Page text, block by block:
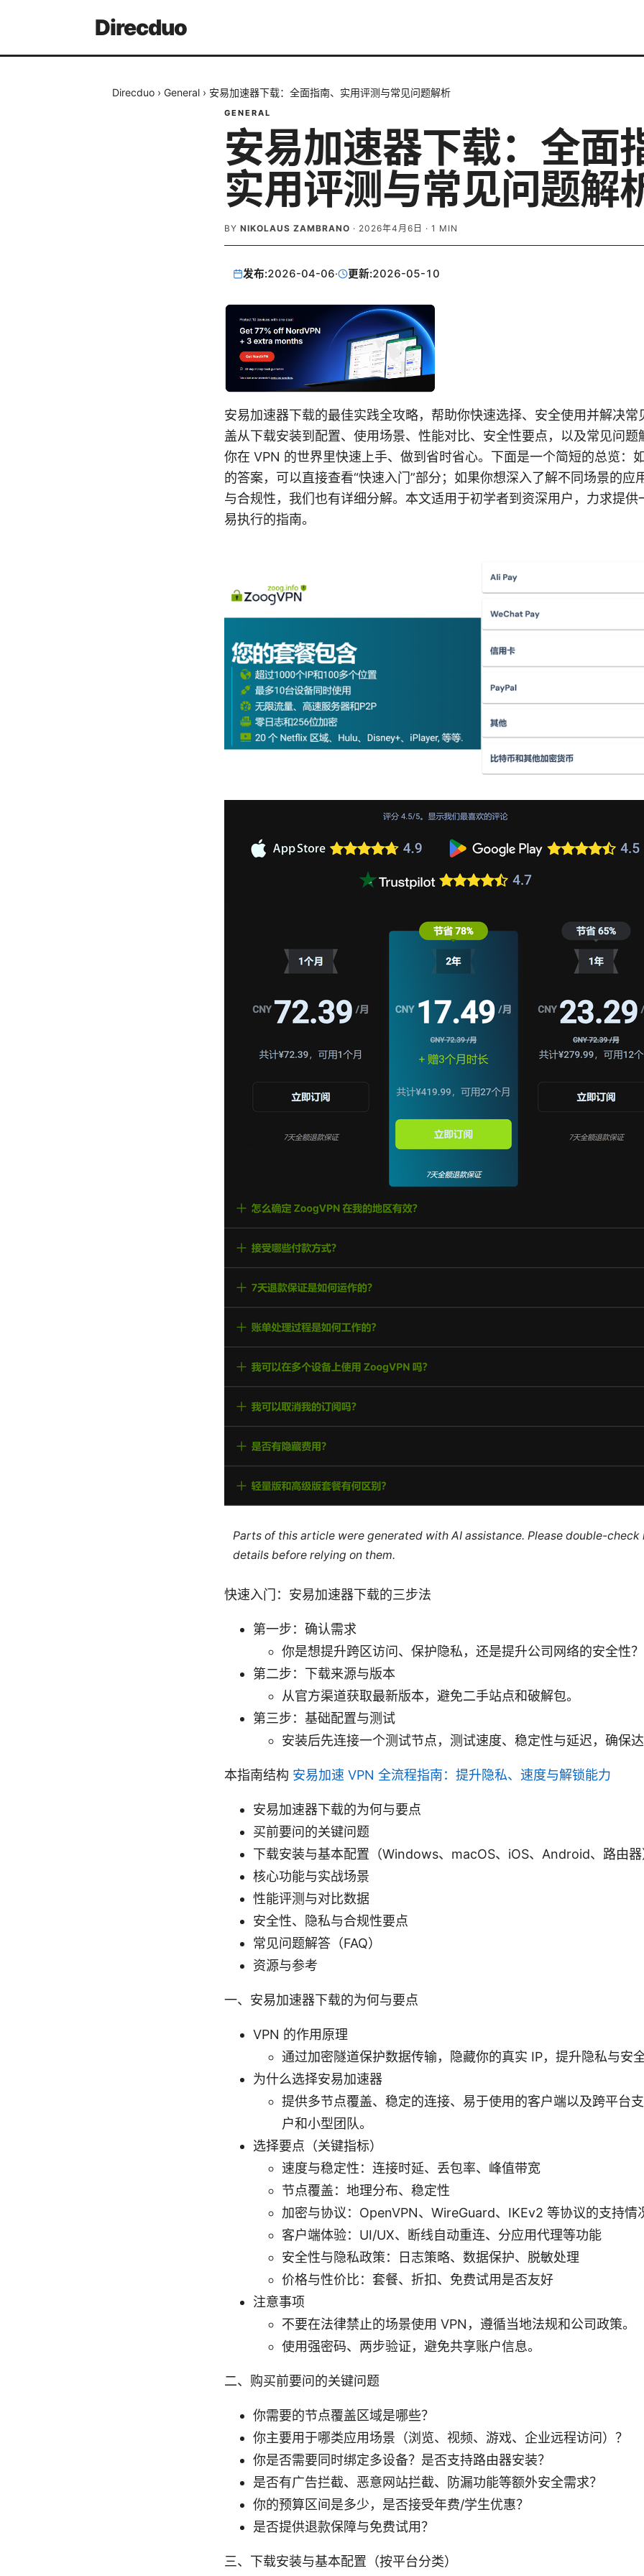
Direcduo
Direcduo › General › 安易加速器下载：全面指南、实用评测与常见问题解析
GENERAL
安易加速器下载：全面
实用评测与常见问题解
BY NIKOLAUS ZAMBRANO · 2026年4月6日 · 1 MIN
发布:2026-04-06· 更新:2026-05-10
安易加速器下载的最佳实践全攻略，帮助你快速选择、安全使用并解决常
盖从下载安装到配置、使用场景、性能对比、安全性要点，以及常见问题
你在 VPN 的世界里快速上手、做到省时省心。下面是一个简短的总览：
的答案，可以直接查看“快速入门”部分；如果你想深入了解不同场景的应
与合规性，我们也有详细分解。本文适用于初学者到资深用户，力求提供
易执行的指南。
Parts of this article were generated with AI assistance. Please double-
details before relying on them.
快速入门：安易加速器下载的三步法
第一步：确认需求
你是想提升跨区访问、保护隐私，还是提升公司网络的安全性？
第二步：下载来源与版本
从官方渠道获取最新版本，避免二手站点和破解包。
第三步：基础配置与测试
安装后先连接一个测试节点，测试速度、稳定性与延迟，确保达
本指南结构 安易加速 VPN 全流程指南：提升隐私、速度与解锁能力
安易加速器下载的为何与要点
买前要问的关键问题
下载安装与基本配置（Windows、macOS、iOS、Android、路由器
核心功能与实战场景
性能评测与对比数据
安全性、隐私与合规性要点
常见问题解答（FAQ）
资源与参考
一、安易加速器下载的为何与要点
VPN 的作用原理
通过加密隧道保护数据传输，隐藏你的真实 IP，提升隐私与安全
为什么选择安易加速器
提供多节点覆盖、稳定的连接、易于使用的客户端以及跨平台
户和小型团队。
选择要点（关键指标）
速度与稳定性：连接时延、丢包率、峰值带宽
节点覆盖：地理分布、稳定性
加密与协议：OpenVPN、WireGuard、IKEv2 等协议的支持情
客户端体验：UI/UX、断线自动重连、分应用代理等功能
安全性与隐私政策：日志策略、数据保护、脱敏处理
价格与性价比：套餐、折扣、免费试用是否友好
注意事项
不要在法律禁止的场景使用 VPN，遵循当地法规和公司政策。
使用强密码、两步验证，避免共享账户信息。
二、购买前要问的关键问题
你需要的节点覆盖区域是哪些？
你主要用于哪类应用场景（浏览、视频、游戏、企业远程访问）？
你是否需要同时绑定多设备？是否支持路由器安装？
是否有广告拦截、恶意网站拦截、防漏功能等额外安全需求？
你的预算区间是多少，是否接受年费/学生优惠？
是否提供退款保障与免费试用？
三、下载安装与基本配置（按平台分类）